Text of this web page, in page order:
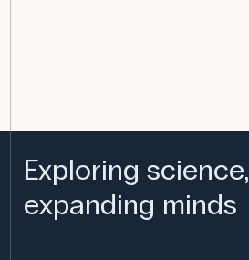
Exploring science,
expanding minds